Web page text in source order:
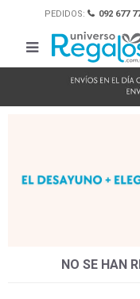
PEDIDOS: 092 677

NO SE HAN